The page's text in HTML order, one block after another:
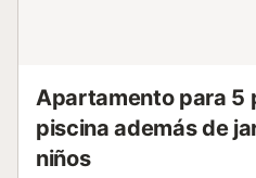
Apartamento para 5
piscina además de
niños